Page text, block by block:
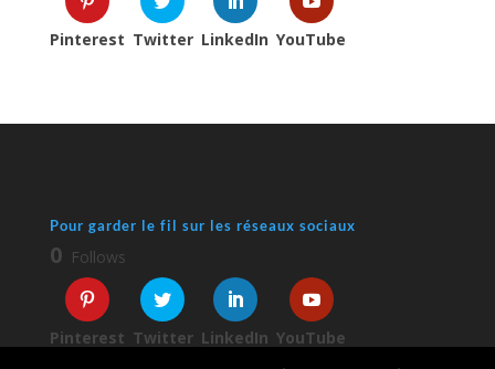
Pinterest Twitter LinkedIn YouTube
Pour garder le fil sur les réseaux sociaux
0 Follows
Pinterest Twitter LinkedIn YouTube